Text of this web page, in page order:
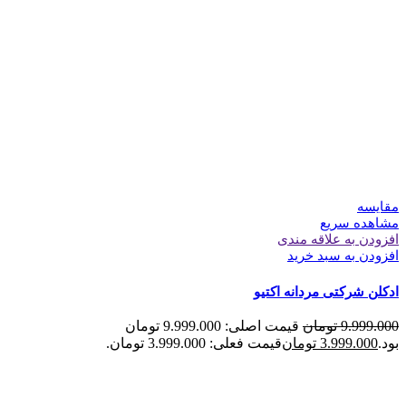
مقایسه
مشاهده سریع
افزودن به علاقه مندی
افزودن به سبد خرید
ادکلن شرکتی مردانه اکتیو
9.999.000 تومان
قیمت اصلی: 9.999.000 تومان
بود.3.999.000 تومانقیمت فعلی: 3.999.000 تومان.